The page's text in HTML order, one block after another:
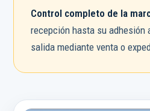
Control completo de la
recepción hasta su adhesión
salida mediante venta o